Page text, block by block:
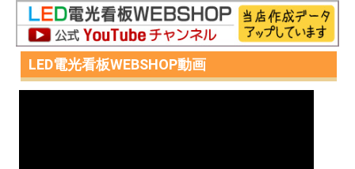
LED電光看板WEBSHOP動画